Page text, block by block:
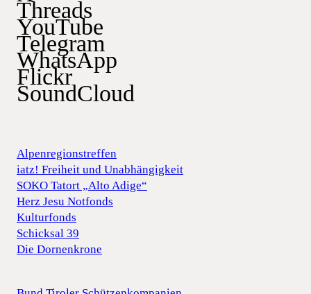
Threads
YouTube
Telegram
WhatsApp
Flickr
SoundCloud
Alpenregionstreffen
iatz! Freiheit und Unabhängigkeit
SOKO Tatort „Alto Adige“
Herz Jesu Notfonds
Kulturfonds
Schicksal 39
Die Dornenkrone